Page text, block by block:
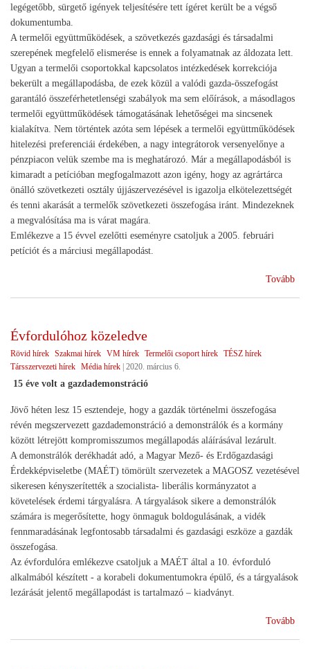
legégetőbb, sürgető igények teljesítésére tett ígéret került be a végső
dokumentumba.
A termelői együttműködések, a szövetkezés gazdasági és társadalmi
szerepének megfelelő elismerése is ennek a folyamatnak az áldozata lett.
Ugyan a termelői csoportokkal kapcsolatos intézkedések korrekciója
bekerült a megállapodásba, de ezek közül a valódi gazda-összefogást
garantáló összeférhetetlenségi szabályok ma sem előírások, a másodlagos
termelői együttműködések támogatásának lehetőségei ma sincsenek
kialakítva. Nem történtek azóta sem lépések a termelői együttműködések
hitelezési preferenciái érdekében, a nagy integrátorok versenyelőnye a
pénzpiacon velük szembe ma is meghatározó. Már a megállapodásból is
kimaradt a petícióban megfogalmazott azon igény, hogy az agrártárca
önálló szövetkezeti osztály újjászervezésével is igazolja elkötelezettségét
és tenni akarását a termelők szövetkezeti összefogása iránt. Mindezeknek
a megvalósítása ma is várat magára.
Emlékezve a 15 évvel ezelőtti eseményre csatoljuk a 2005. februári
petíciót és a márciusi megállapodást.
Tovább
Évfordulóhoz közeledve
Rövid hírek Szakmai hírek VM hírek Termelői csoport hírek TÉSZ hírek
Társszervezeti hírek Média hírek | 2020. március 6.
15 éve volt a gazdademonstráció
Jövő héten lesz 15 esztendeje, hogy a gazdák történelmi összefogása
révén megszervezett gazdademonstráció a demonstrálók és a kormány
között létrejött kompromisszumos megállapodás aláírásával lezárult.
A demonstrálók derékhadát adó, a Magyar Mező- és Erdőgazdasági
Érdekképviseletbe (MAÉT) tömörült szervezetek a MAGOSZ vezetésével
sikeresen kényszerítették a szocialista- liberális kormányzatot a
követelések érdemi tárgyalásra. A tárgyalások sikere a demonstrálók
számára is megerősítette, hogy önmaguk boldogulásának, a vidék
fennmaradásának legfontosabb társadalmi és gazdasági eszköze a gazdák
összefogása.
Az évfordulóra emlékezve csatoljuk a MAÉT által a 10. évforduló
alkalmából készített - a korabeli dokumentumokra épülő, és a tárgyalások
lezárását jelentő megállapodást is tartalmazó – kiadványt.
Tovább